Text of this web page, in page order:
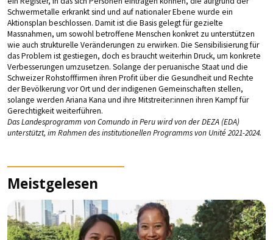
Schwermetalle erkrankt sind und auf nationaler Ebene wurde ein
Aktionsplan beschlossen. Damit ist die Basis gelegt für gezielte
Massnahmen, um sowohl betroffene Menschen konkret zu unterstützen
wie auch strukturelle Veränderungen zu erwirken. Die Sensibilisierung für
das Problem ist gestiegen, doch es braucht weiterhin Druck, um konkrete
Verbesserungen umzusetzen. Solange der peruanische Staat und die
Schweizer Rohstofffirmen ihren Profit über die Gesundheit und Rechte
der Bevölkerung vor Ort und der indigenen Gemeinschaften stellen,
solange werden Ariana Kana und ihre Mitstreiter:innen ihren Kampf für
Gerechtigkeit weiterführen.
Das Landesprogramm von Comundo in Peru wird von der DEZA (EDA)
unterstützt, im Rahmen des institutionellen Programms von Unité 2021-2024.
Meistgelesen